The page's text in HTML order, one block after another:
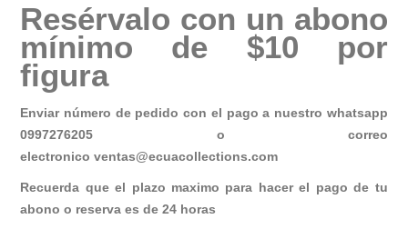
Resérvalo con un abono
mínimo de $10 por
figura
Enviar número de pedido con el pago a nuestro whatsapp
0997276205 o correo
electronicoventas@ecuacollections.com
Recuerda que el plazo maximo para hacer el pago de tu
abono o reserva es de 24 horas